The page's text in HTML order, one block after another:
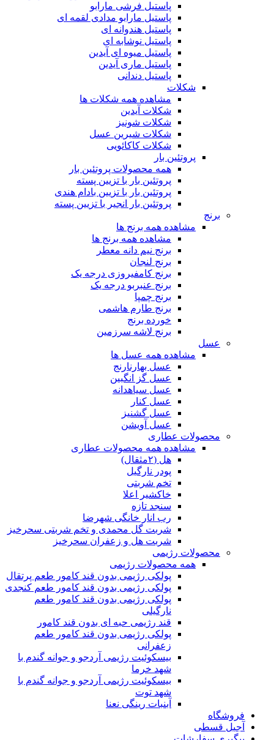
پاستیل فرشی مارابو
پاستیل مارابو مدادی لقمه ای
پاستیل هندوانه ای
پاستیل نوشابه ای
پاستیل میوه ای آیدین
پاستیل ماری آیدین
پاستیل دندانی
شکلات
مشاهده همه شکلات ها
شکلات آیدین
شکلات شونیز
شکلات شیرین عسل
شکلات کاکائویی
پروتئین بار
همه محصولات پروتئین بار
پروتئین بار با تزیین پسته
پروتئین بار با تزیین بادام هندی
پروتئین بار انجیر با تزیین پسته
برنج
مشاهده همه برنج ها
مشاهده همه برنج ها
برنج نیم دانه معطر
برنج لنجان
برنج کامفیروزی درجه یک
برنج عنبربو درجه یک
برنج چمپا
برنج طارم هاشمی
خورده برنج
برنج لاشه سرزمین
عسل
مشاهده همه عسل ها
عسل بهارنارنج
عسل گز انگبین
عسل سیاهدانه
عسل کنار
عسل گشنیز
عسل آویشن
محصولات عطاری
مشاهده همه محصولات عطاری
هل (۲مثقال)
پودر نارگیل
تخم شربتی
خاکشیر اعلا
سنجد تازه
رب انار خانگی شهرضا
شربت گل محمدی و تخم شربتی سحرخیز
شربت هل و زعفران سحرخیز
محصولات رژیمی
همه محصولات رژیمی
پولکی رژیمی بدون قند کامور طعم پرتقال
پولکی رژیمی بدون قند کامور طعم کنجدی
پولکی رژیمی بدون قند کامور طعم
نارگیلی
قند رژیمی حبه ای بدون قند کامور
پولکی رژیمی بدون قند کامور طعم
زعفرانی
بيسکوئيت رژیمی آردجو و جوانه گندم با
شهد خرما
بيسکوئيت رژیمی آردجو و جوانه گندم با
شهد توت
آبنبات رینگی نعنا
فروشگاه
آجیل قسطی